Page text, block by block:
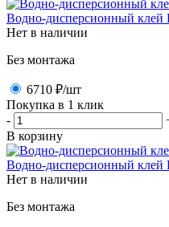
Водно-дисперсионный клей
Нет в наличии
Без монтажа
6710 ₽/шт
Покупка в 1 клик
-
В корзину
Водно-дисперсионный клей
Нет в наличии
Без монтажа